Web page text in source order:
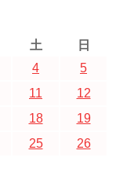
土 日
4
5
11
12
18
19
25
26